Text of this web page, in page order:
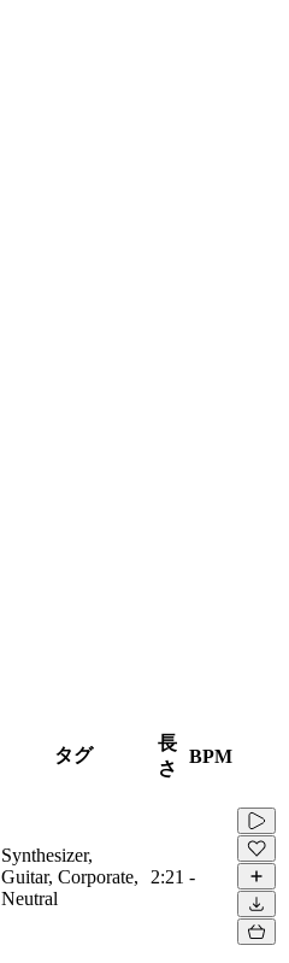
タグ
長
さ
BPM
Synthesizer,
Guitar, Corporate,
Neutral
2:21 -